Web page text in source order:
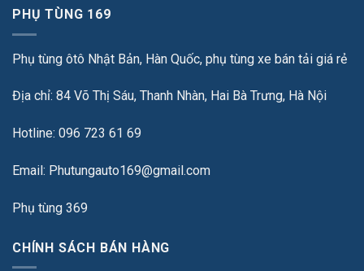
PHỤ TÙNG 169
Phụ tùng ôtô Nhật Bản, Hàn Quốc, phụ tùng xe bán tải giá rẻ
Địa chỉ: 84 Võ Thị Sáu, Thanh Nhàn, Hai Bà Trưng, Hà Nội
Hotline: 096 723 61 69
Email: Phutungauto169@gmail.com
Phụ tùng 369
CHÍNH SÁCH BÁN HÀNG